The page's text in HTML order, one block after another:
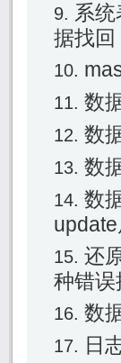
系
据找回
数
数
数
数
update
还
种错误
数
日